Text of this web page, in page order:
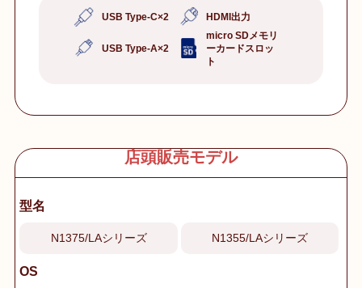
USB Type-C×2 HDMI出力
USB Type-A×2
micro SDメモリ
ーカードスロッ
ト
店頭販売モデル
型名
N1375/LAシリーズ N1355/LAシリーズ
OS